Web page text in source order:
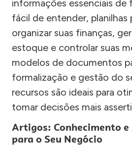
informações essenciais de
fácil de entender, planilhas
organizar suas finanças,
estoque e controlar suas
modelos de documentos
formalização e gestão do
recursos são ideais para
tomar decisões mais
Artigos: Conhecimento
para o Seu Negócio